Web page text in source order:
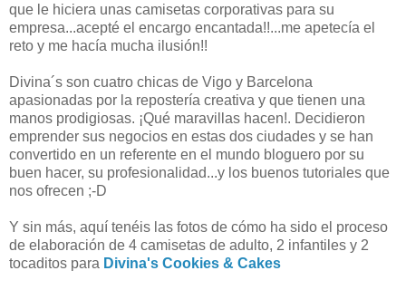
que le hiciera unas camisetas corporativas para su
empresa...acepté el encargo encantada!!...me apetecía el
reto y me hacía mucha ilusión!!
Divina´s son cuatro chicas de Vigo y Barcelona
apasionadas por la repostería creativa y que tienen una
manos prodigiosas. ¡Qué maravillas hacen!. Decidieron
emprender sus negocios en estas dos ciudades y se han
convertido en un referente en el mundo bloguero por su
buen hacer, su profesionalidad...y los buenos tutoriales que
nos ofrecen ;-D
Y sin más, aquí tenéis las fotos de cómo ha sido el proceso
de elaboración de 4 camisetas de adulto, 2 infantiles y 2
tocaditos para Divina's Cookies & Cakes